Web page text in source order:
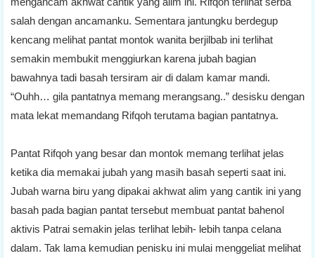
salah dengan ancamanku. Sementara jantungku berdegup
kencang melihat pantat montok wanita berjilbab ini terlihat
semakin membukit menggiurkan karena jubah bagian
bawahnya tadi basah tersiram air di dalam kamar mandi.
“Ouhh… gila pantatnya memang merangsang..” desisku dengan
mata lekat memandang Rifqoh terutama bagian pantatnya.
Pantat Rifqoh yang besar dan montok memang terlihat jelas
ketika dia memakai jubah yang masih basah seperti saat ini.
Jubah warna biru yang dipakai akhwat alim yang cantik ini yang
basah pada bagian pantat tersebut membuat pantat bahenol
aktivis Patrai semakin jelas terlihat lebih- lebih tanpa celana
dalam. Tak lama kemudian penisku ini mulai menggeliat melihat